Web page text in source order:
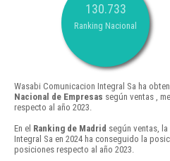
130.733
Ranking Nacional
Wasabi Comunicacion Integral Sa ha
Nacional de Empresas según ventas ,
respecto al año 2023.
En el Ranking de Madrid según ventas,
Integral Sa en 2024 ha conseguido la
posiciones respecto al año 2023.